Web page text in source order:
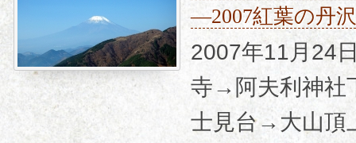
―2007紅葉の丹
2007年11月24
寺→阿夫利神
士見台→大山頂